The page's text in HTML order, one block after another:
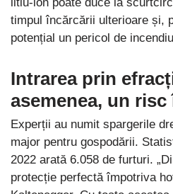
timpul încărcării ulterioare și,
potențial un pericol de
Intrarea prin
asemenea, un risc
Experții au numit spargerile
major pentru gospodării.
2022 arată 6.058 de furturi.
protecție perfectă împotriva